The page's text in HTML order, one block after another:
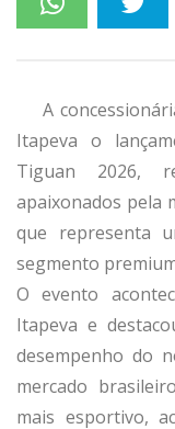
A
Itapeva o
Tiguan 2026,
apaixonados pela
que representa
segmento
O evento
Itapeva e
desempenho do
mercado
mais esportivo,